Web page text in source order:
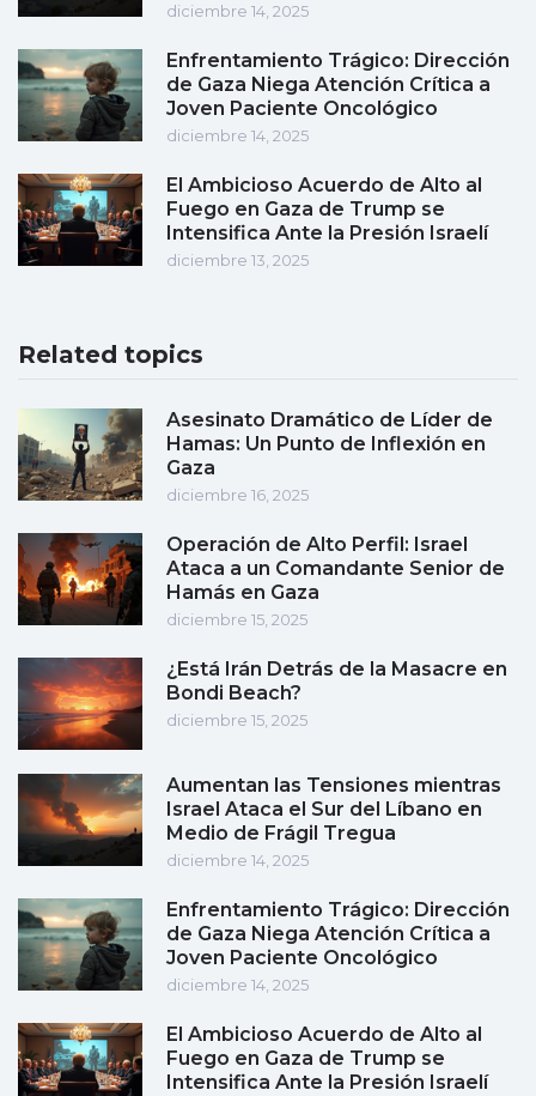
diciembre 14, 2025
Enfrentamiento Trágico: Dirección
de Gaza Niega Atención Crítica a
Joven Paciente Oncológico
diciembre 14, 2025
El Ambicioso Acuerdo de Alto al
Fuego en Gaza de Trump se
Intensifica Ante la Presión Israelí
diciembre 13, 2025
Related topics
Asesinato Dramático de Líder de
Hamas: Un Punto de Inflexión en
Gaza
diciembre 16, 2025
Operación de Alto Perfil: Israel
Ataca a un Comandante Senior de
Hamás en Gaza
diciembre 15, 2025
¿Está Irán Detrás de la Masacre en
Bondi Beach?
diciembre 15, 2025
Aumentan las Tensiones mientras
Israel Ataca el Sur del Líbano en
Medio de Frágil Tregua
diciembre 14, 2025
Enfrentamiento Trágico: Dirección
de Gaza Niega Atención Crítica a
Joven Paciente Oncológico
diciembre 14, 2025
El Ambicioso Acuerdo de Alto al
Fuego en Gaza de Trump se
Intensifica Ante la Presión Israelí